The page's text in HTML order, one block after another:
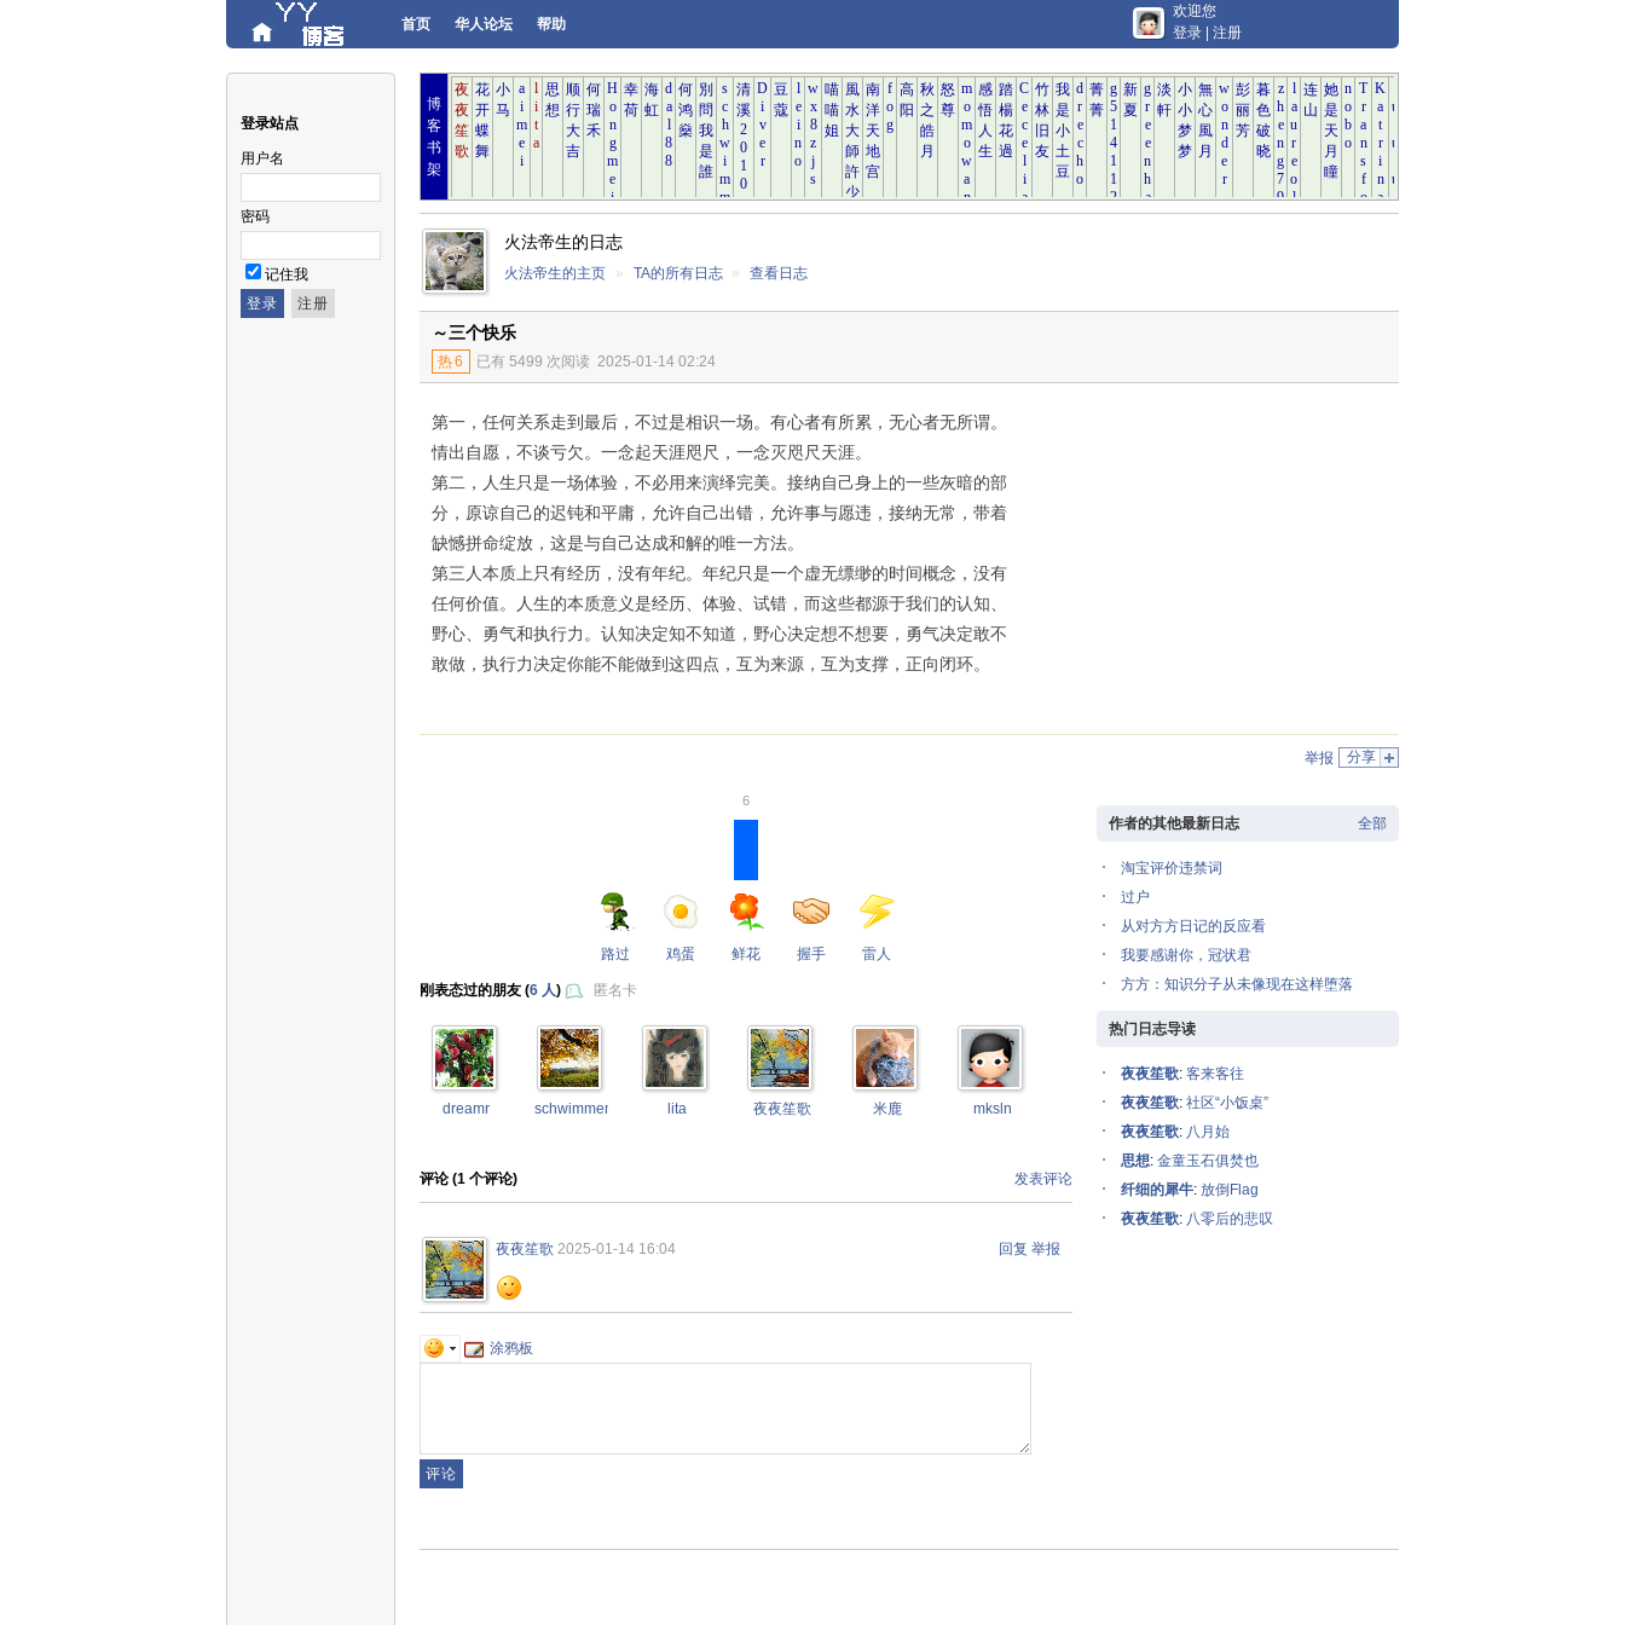
首页 华人论坛 帮助
欢迎您
登录
注册
登录站点
用户名
密码
记住我
博
客
书
架
火法帝生的日志
火法帝生的主页 » TA的所有日志 » 查看日志
～三个快乐
热6 已有 5499 次阅读 2025-01-14 02:24
第一，任何关系走到最后，不过是相识一场。有心者有所累，无心者无所谓。
情出自愿，不谈亏欠。一念起天涯咫尺，一念灭咫尺天涯。
第二，人生只是一场体验，不必用来演绎完美。接纳自己身上的一些灰暗的部
分，原谅自己的迟钝和平庸，允许自己出错，允许事与愿违，接纳无常，带着
缺憾拼命绽放，这是与自己达成和解的唯一方法。
第三人本质上只有经历，没有年纪。年纪只是一个虚无缥缈的时间概念，没有
任何价值。人生的本质意义是经历、体验、试错，而这些都源于我们的认知、
野心、勇气和执行力。认知决定知不知道，野心决定想不想要，勇气决定敢不
敢做，执行力决定你能不能做到这四点，互为来源，互为支撑，正向闭环。
分享
举报
路过 鸡蛋
6
鲜花 握手 雷人
刚表态过的朋友 (6 人) 匿名卡
dreamr schwimmengool lita 夜夜笙歌 米鹿 mksln
发表评论
评论 (1 个评论)
回复 举报
夜夜笙歌 2025-01-14 16:04
涂鸦板
全部
作者的其他最新日志
淘宝评价违禁词
过户
从对方方日记的反应看
我要感谢你，冠状君
方方：知识分子从未像现在这样堕落
热门日志导读
夜夜笙歌: 客来客往
夜夜笙歌: 社区“小饭桌”
夜夜笙歌: 八月始
思想: 金童玉石俱焚也
纤细的犀牛: 放倒Flag
夜夜笙歌: 八零后的悲叹